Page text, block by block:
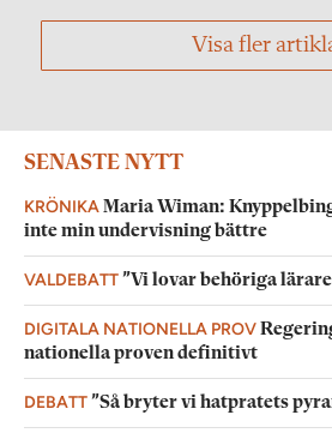
Visa fler
SENASTE NYTT
KRÖNIKA Maria Wiman:
inte min undervisning bättre
VALDEBATT”Vi lovar behöriga
DIGITALA NATIONELLA PROV
nationella proven definitivt
DEBATT”Så bryter vi hatpratets